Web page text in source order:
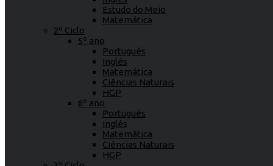
Estudo do Meio
Matemática
2º Ciclo
5º ano
Português
Inglês
Matemática
Ciências Naturais
HGP
6º ano
Português
Inglês
Matemática
Ciências Naturais
HGP